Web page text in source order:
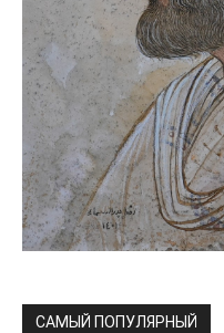
САМЫЙ ПОПУЛЯРНЫЙ